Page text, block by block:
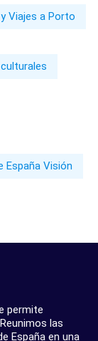
Viajes a Porto
España Visión
permite
las
España en una